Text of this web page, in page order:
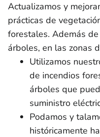
Actualizamos y
prácticas de
forestales. Además
árboles, en las zonas
Utilizamos
de incendios
árboles que
suministro
Podamos y
históricamente